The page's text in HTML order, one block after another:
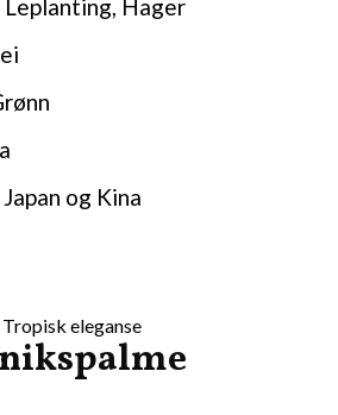
Hager
og Kina
Tropisk eleganse